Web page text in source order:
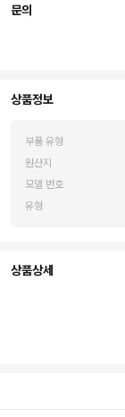
문의
상품정보
부품 유형
원산지
모델 번호
유형
상품상세